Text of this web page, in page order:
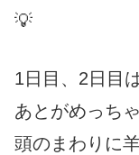
💡
1日目、2日目
あとがめっち
頭のまわりに